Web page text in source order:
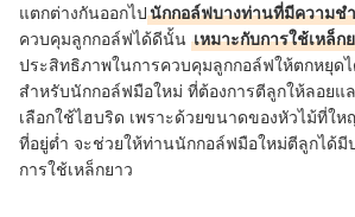
แตกต่างกันออกไปนักกอล์ฟบางท่านที่มีความช
ควบคุมลูกกอล์ฟได้ดีนั้น เหมาะกับการใช้เหล็ก
ประสิทธิภาพในการควบคุมลูกกอล์ฟให้ตกหยุด
สำหรับนักกอล์ฟมือใหม่ ที่ต้องการตีลูกให้ลอยแ
เลือกใช้ไฮบริด เพราะด้วยขนาดของหัวไม้ที่ให
ที่อยู่ต่ำ จะช่วยให้ท่านนักกอล์ฟมือใหม่ตีลูกได้มี
การใช้เหล็กยาว